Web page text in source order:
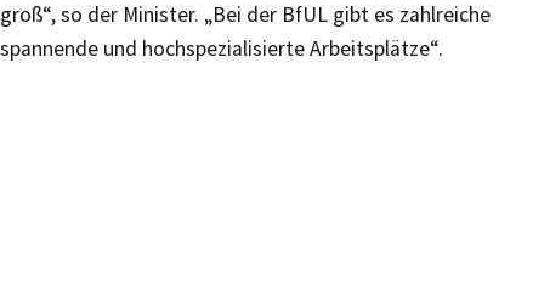
groß“, so der Minister. „Bei der BfUL gibt es zahlreiche
spannende und hochspezialisierte Arbeitsplätze“.